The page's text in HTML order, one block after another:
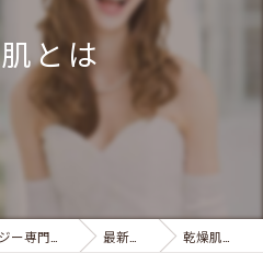
とは
最新情報 乾燥肌とは